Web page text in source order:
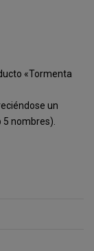
«Tormenta
un
nombres).